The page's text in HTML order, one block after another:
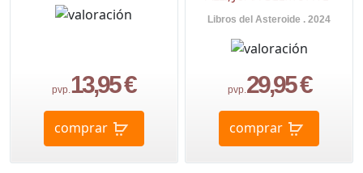
pvp.13,95 €
comprar
Libros del Asteroide . 2024
pvp.29,95 €
comprar